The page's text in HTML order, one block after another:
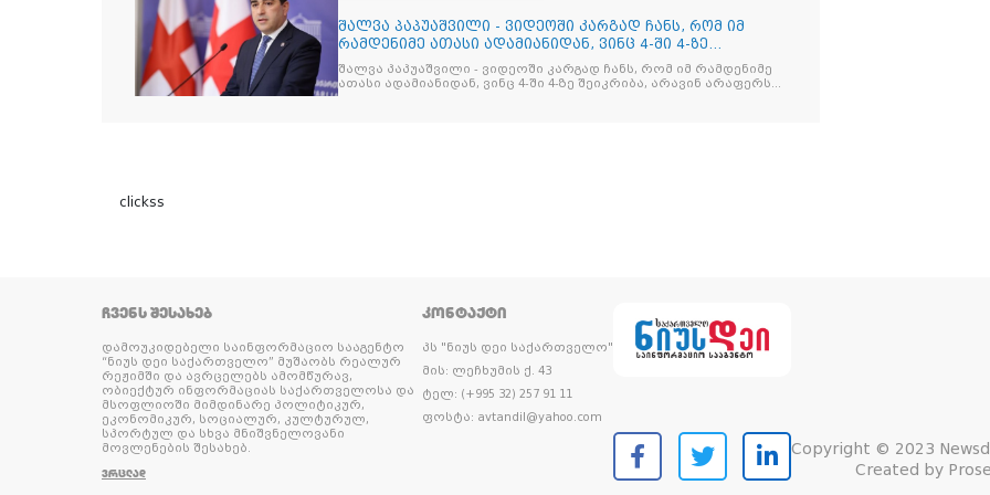
შალვა პაპუაშვილი - ვიდეოში კარგად ჩანს, რომ იმ
რამდენიმე ათასი ადამიანიდან, ვინც 4-ში 4-ზე
შეიკრიბა,
შალვა პაპუაშვილი - ვიდეოში კარგად ჩანს, რომ იმ რამდენიმე
ათასი ადამიანიდან, ვინც 4-ში 4-ზე შეიკრიბა, არავინ არაფერს
clickss
ᲩᲕᲔᲜᲡ ᲨᲔᲡᲐᲮᲔᲑ
დამოუკიდებელი საინფორმაციო სააგენტო
“ნიუს დეი საქართველო” მუშაობს რეალურ
რეჟიმში და ავრცელებს ამომწურავ,
ობიექტურ ინფორმაციას საქართველოსა და
მსოფლიოში მიმდინარე პოლიტიკურ,
ეკონომიკურ, სოციალურ, კულტურულ,
სპორტულ და სხვა მნიშვნელოვანი
მოვლენების შესახებ.
ᲕᲠᲪᲚᲐᲓ
ᲙᲝᲜᲢᲐᲥᲢᲘ
პს "ნიუს დეი საქართველო"
მის: ლეჩხუმის ქ. 43
ტელ: (+995 32) 257 91 11
ფოსტა: avtandil@yahoo.com
Copyright © 2023
Created by